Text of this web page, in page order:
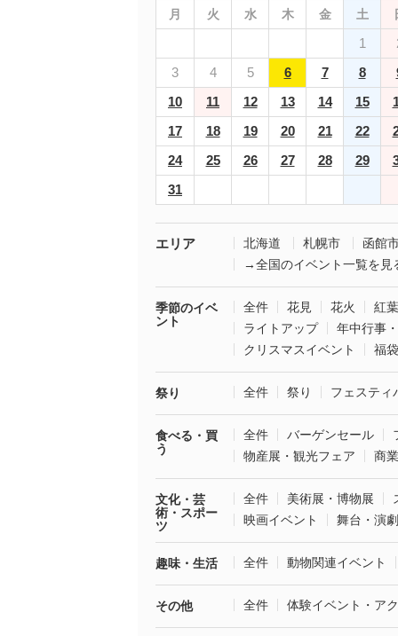
月 火 水 木 金 土
1
3
4 5 6 7 8
10
11 12 13 14 15
17
18 19 20 21 22
24
25 26 27 28 29
31
エリア 北海道 札幌市
函館
→全国のイベント一覧を見
季節のイベ
ント
全件 花見 花火
紅葉
ライトアップ
年中行事
クリスマスイベント
福
祭り 全件 祭り フェスティ
食べる・買
う
全件 バーゲンセール
物産展・観光フェア
商
文化・芸
術・スポー
ツ
全件 美術展・博物展
映画イベント
舞台・演劇
趣味・生活 全件 動物関連イベント
その他 全件 体験イベント・ア